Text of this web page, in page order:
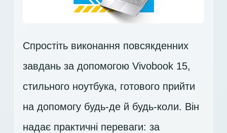
Спростіть виконання повсякденних
завдань за допомогою Vivobook 15,
стильного ноутбука, готового прийти
на допомогу будь-де й будь-коли. Він
надає практичні переваги: за